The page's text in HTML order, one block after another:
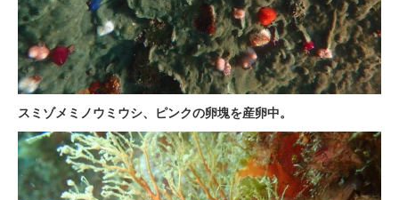
スミゾメミノウミウシ、ピンクの卵塊を産卵中。